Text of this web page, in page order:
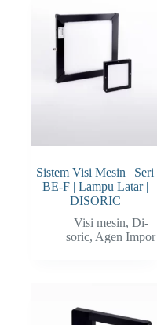
Sistem Visi Mesin | Seri
BE-F | Lampu Latar |
DISORIC
Visi mesin, Di-
soric, Agen Impor